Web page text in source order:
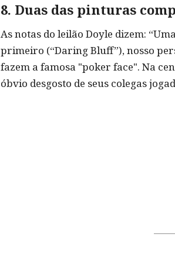
8. Duas das pinturas
As notas do leilão Doyle dizem:
primeiro (“Daring Bluff”), nosso
fazem a famosa "poker face". Na
óbvio desgosto de seus colegas